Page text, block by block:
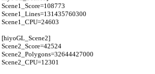
Scene1_Score=108773
Scene1_Lines=131435760300
Scene1_CPU=24603
[hiyoGL_Scene2]
Scene2_Score=42524
Scene2_Polygons=32644427000
Scene2_CPU=12301